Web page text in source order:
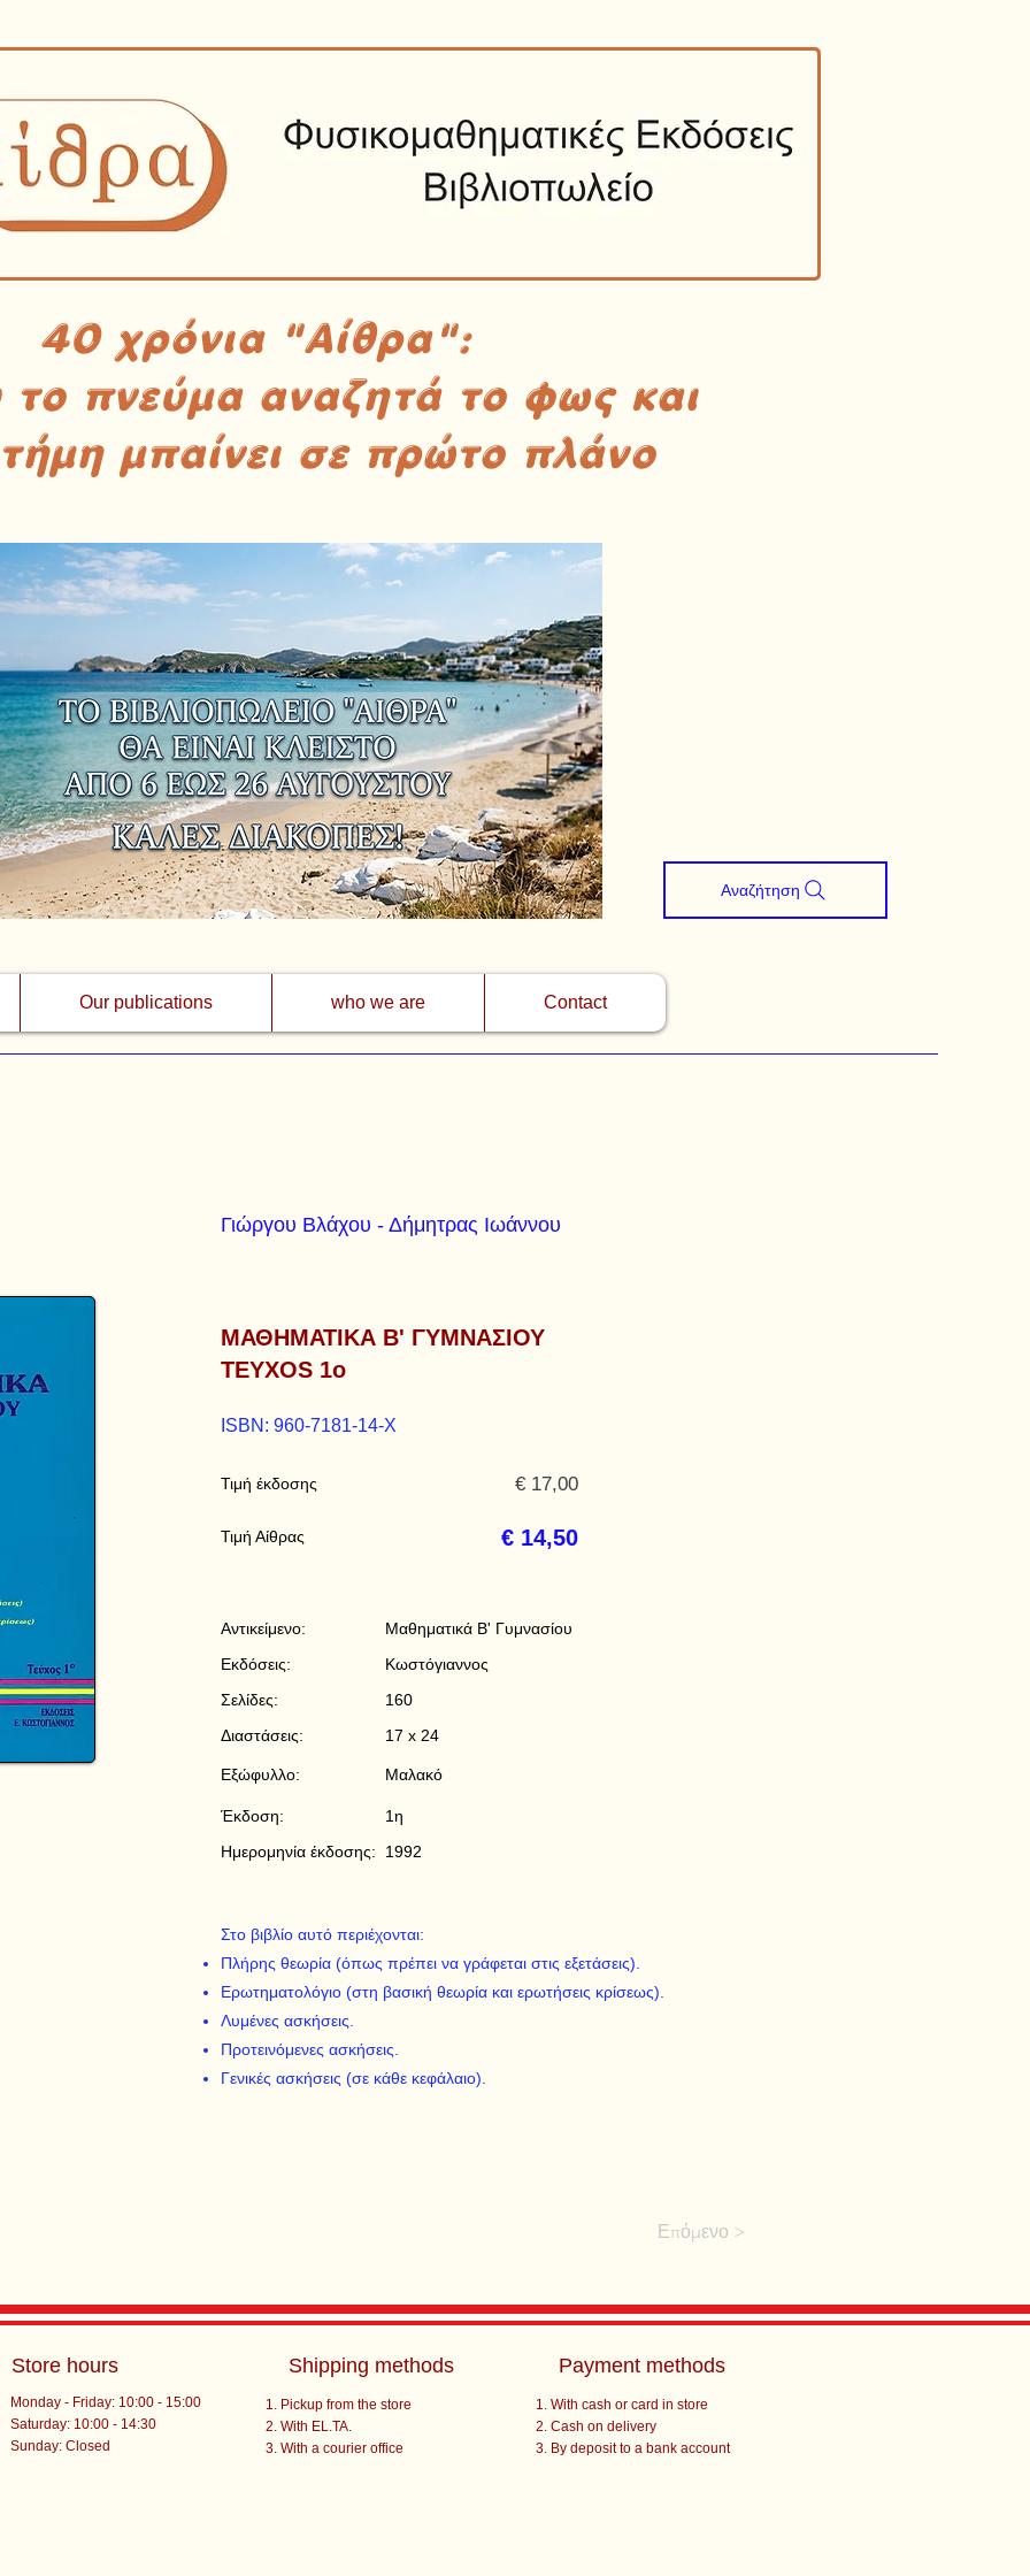
40 χρόνια "Αίθρα":
το πνεύμα αναζητά το φως και
μπαίνει σε πρώτο πλάνο
Our publications who we are Contact
Αναζήτηση
Γιώργου Βλάχου - Δήμητρας Ιωάννου
ΜΑΘΗΜΑΤΙΚΑ Β' ΓΥΜΝΑΣΙΟΥ
TEYXOS 1o
ISBN: 960-7181-14-Χ
Τιμή έκδοσης
Τιμή Αίθρας
€ 17,00
€ 14,50
Αντικείμενο:
Μαθηματικά Β' Γυμνασίου
Εκδόσεις:
Κωστόγιαννος
Σελίδες:
160
Διαστάσεις:
17 x 24
Εξώφυλλο: Μαλακό
Έκδοση:
1η
Ημερομηνία έκδοσης:
1992
Στο βιβλίο αυτό περιέχονται:
Πλήρης θεωρία (όπως πρέπει να γράφεται στις εξετάσεις).
Ερωτηματολόγιο (στη βασική θεωρία και ερωτήσεις κρίσεως).
Λυμένες ασκήσεις.
Προτεινόμενες ασκήσεις.
Γενικές ασκήσεις (σε κάθε κεφάλαιο).
Επόμενο >
Store hours
Monday - Friday: 10:00 - 15:00
Saturday: 10:00 - 14:30
​Sunday: Closed
Shipping methods
Pickup from the store
With EL.TA.
With a courier office
Payment methods
With cash or card in store
Cash on delivery
By deposit to a bank account